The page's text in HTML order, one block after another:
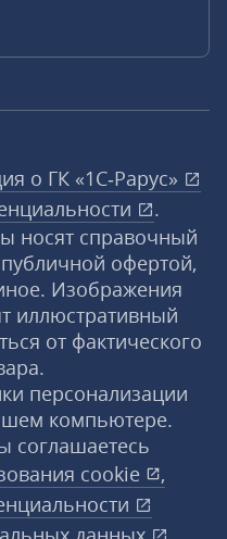
о ГК «1С‑Рарус»
.
носят справочный
офертой,
Изображения
иллюстративный
от фактического
персонализации
компьютере.
соглашаетесь
cookie
,